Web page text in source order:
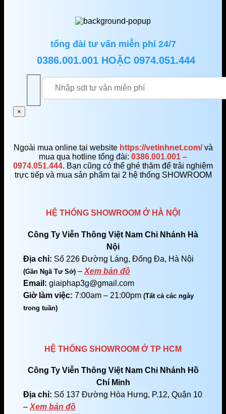
tổng đài tư vấn miễn phí 24/7
0386.001.001HOẶC 0974.051.444
×
Ngoài mua online tại website https://vetinhnet.com/và
mua qua hotline tổng đài: 0386.001.001 –
0974.051.444. Bạn cũng có thể ghé thăm để trải nghiệm
trực tiếp và mua sản phẩm tại 2 hệ thống SHOWROOM
HỆ THỐNG SHOWROOM Ở HÀ NỘI
Công Ty Viễn Thông Việt Nam Chi Nhánh Hà
Nội
Địa chỉ: Số 226 Đường Láng, Đống Đa, Hà Nội
(Gần Ngã Tư Sở) – Xem bản đồ
Email: giaiphap3g@gmail.com
Giờ làm việc: 7:00am – 21:00pm (Tất cả các ngày
trong tuần)
HỆ THỐNG SHOWROOM Ở TP HCM
Công Ty Viễn Thông Việt Nam Chi Nhánh Hồ
Chí Minh
Địa chỉ: Số 137 Đường Hòa Hưng, P.12, Quận 10
– Xem bản đồ